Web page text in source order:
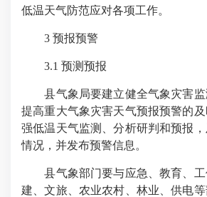
低温天气防范应对各项工作。
3 预报预警
3.1 预测预报
县气象局要建立健全气象灾害监
提高重大气象灾害天气预报预警的
强低温天气监测、分析研判和预报
情况，并发布预警信息。
县气象部门要与应急、教育、工
建、文旅、农业农村、林业、供电